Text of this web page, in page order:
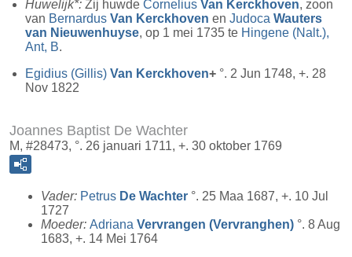
Huwelijk*: Zij huwde Cornelius Van Kerckhoven, zoon
van Bernardus Van Kerckhoven en Judoca Wauters
van Nieuwenhuyse, op 1 mei 1735 te Hingene (Nalt.),
Ant, B.
Egidius (Gillis) Van Kerckhoven+ °. 2 Jun 1748, +. 28
Nov 1822
Joannes Baptist De Wachter
M, #28473, °. 26 januari 1711, +. 30 oktober 1769
Vader: Petrus De Wachter °. 25 Maa 1687, +. 10 Jul
1727
Moeder: Adriana Vervrangen (Vervranghen) °. 8 Aug
1683, +. 14 Mei 1764